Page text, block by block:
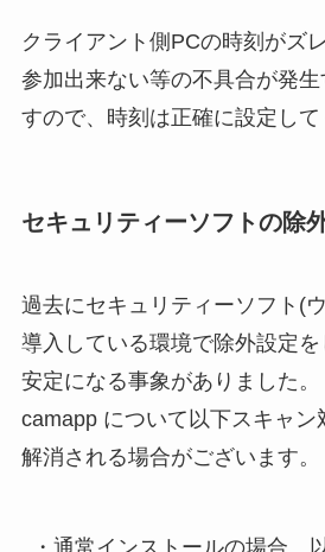
クライアント側PCの時刻がズ
参加出来ない等の不具合が発
すので、時刻は正確に設定して
セキュリティーソフトの除
過去にセキュリティーソフト(
導入している環境で除外設定
安定になる事象がありました。
camapp について以下スキャン
解消される場合がございます。